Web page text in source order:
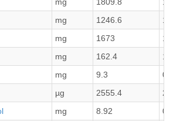
mg 1246.6
mg 1673
mg 162.4
mg 9.3
µg 2555.4
mg 8.92